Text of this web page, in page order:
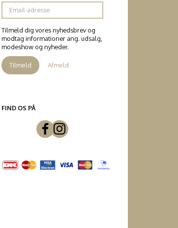
Email-
adresse
Tilmeld dig vores nyhedsbrev og
modtag informationer ang. udsalg,
modeshow og nyheder.
Tilmeld Afmeld
FIND OS PÅ